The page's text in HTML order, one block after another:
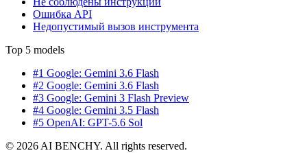
Ошибка API
Недопустимый вызов инструмента
Top 5 models
#1 Google: Gemini 3.6 Flash
#2 Google: Gemini 3.6 Flash
#3 Google: Gemini 3 Flash Preview
#4 Google: Gemini 3.5 Flash
#5 OpenAI: GPT-5.6 Sol
© 2026 AI BENCHY. All rights reserved.